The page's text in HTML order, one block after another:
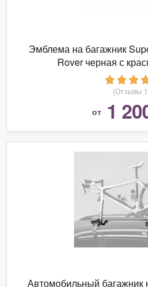
Эмблема на багажник
Rover черная с
(Отзывы
от 1
Автомобильный багажник